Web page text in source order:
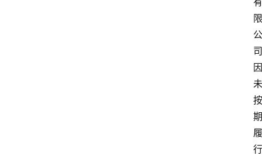
限
公
司
因
未
按
期
履
行